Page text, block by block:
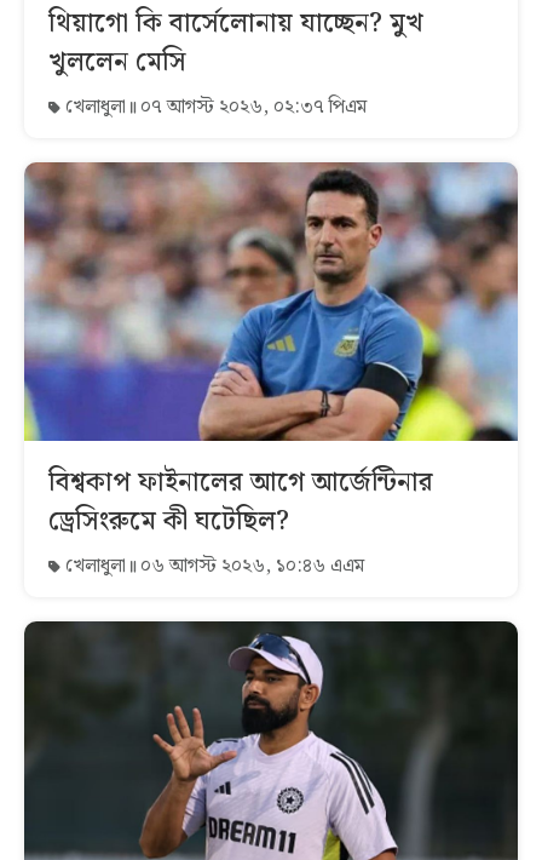
থিয়াগো কি বার্সেলোনায় যাচ্ছেন? মুখ
খুললেন মেসি
খেলাধুলা ০৭ আগস্ট ২০২৬, ০২:৩৭ পিএম
বিশ্বকাপ ফাইনালের আগে আর্জেন্টিনার
ড্রেসিংরুমে কী ঘটেছিল?
খেলাধুলা ০৬ আগস্ট ২০২৬, ১০:৪৬ এএম